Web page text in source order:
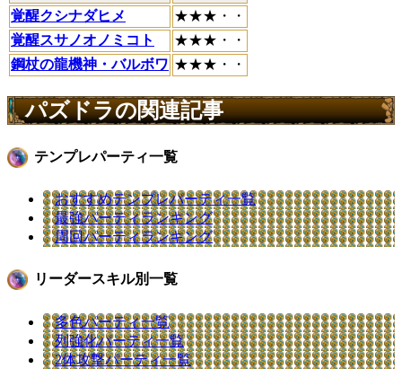
覚醒クシナダヒメ
★★★・・
覚醒スサノオノミコト
★★★・・
鋼杖の龍機神・バルボワ ★★★・・
パズドラの関連記事
テンプレパーティ一覧
おすすめテンプレパーティ一覧
最強パーティランキング
周回パーティランキング
リーダースキル別一覧
多色パーティ一覧
列強化パーティ一覧
2体攻撃パーティ一覧